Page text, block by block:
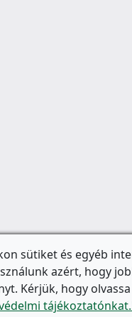
sütiket és egyéb
azért, hogy
Kérjük, hogy